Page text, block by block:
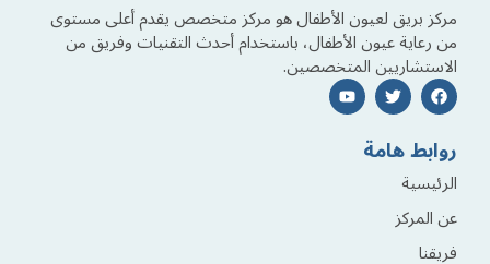
مركز بريق لعيون الأطفال هو مركز متخصص يقدم أعلى مستوى
من رعاية عيون الأطفال، باستخدام أحدث التقنيات وفريق من
الاستشاريين المتخصصين.
روابط هامة
الرئيسية
عن المركز
فريقنا